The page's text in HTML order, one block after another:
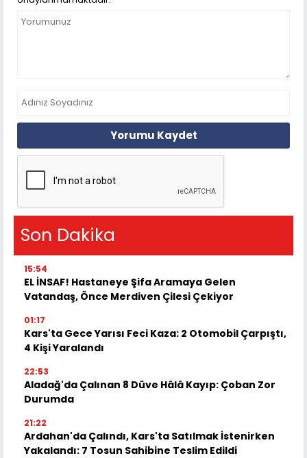
Yorumu Kaydet
Son Dakika
15:54
EL İNSAF! Hastaneye Şifa Aramaya Gelen
Vatandaş, Önce Merdiven Çilesi Çekiyor
01:17
Kars'ta Gece Yarısı Feci Kaza: 2 Otomobil Çarpıştı,
4 Kişi Yaralandı
22:53
Aladağ'da Çalınan 8 Düve Hâlâ Kayıp: Çoban Zor
Durumda
21:22
Ardahan'da Çalındı, Kars'ta Satılmak İstenirken
Yakalandı: 7 Tosun Sahibine Teslim Edildi